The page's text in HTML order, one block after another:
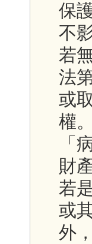
保
不
若
法
或
權
「
財
若
或
外